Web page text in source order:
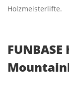
Holzmeisterlifte.